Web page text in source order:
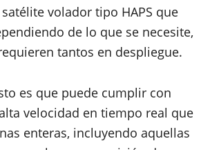
volador tipo HAPS que
de lo que se necesite,
tantos en despliegue.
es que puede cumplir con
velocidad en tiempo real que
enteras, incluyendo aquellas